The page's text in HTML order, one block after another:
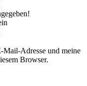
Mail-Adresse und meine
Browser.